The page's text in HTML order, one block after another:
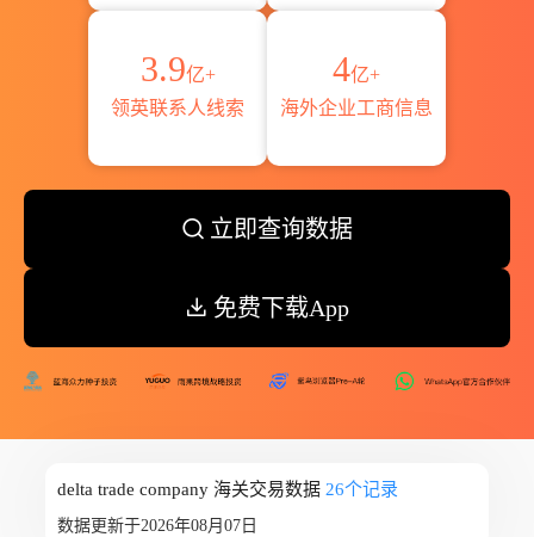
3.9亿+
领英联系人线索
4亿+
海外企业工商信息
立即查询数据
免费下载App
delta trade company 海关交易数据 26个记录
数据更新于2026年08月07日